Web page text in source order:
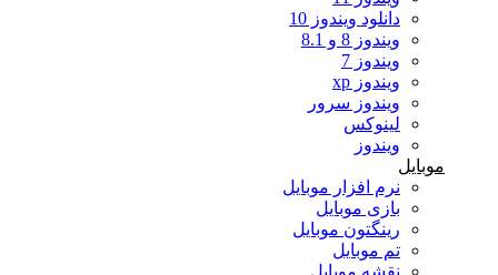
دانلود ویندوز 10
ویندوز 8 و 8.1
ویندوز 7
ویندوز xp
ویندوز سرور
لینوکس
ویندوز
موبایل
نرم افزار موبایل
بازی موبایل
رینگتون موبایل
تم موبایل
نقشه موبایل